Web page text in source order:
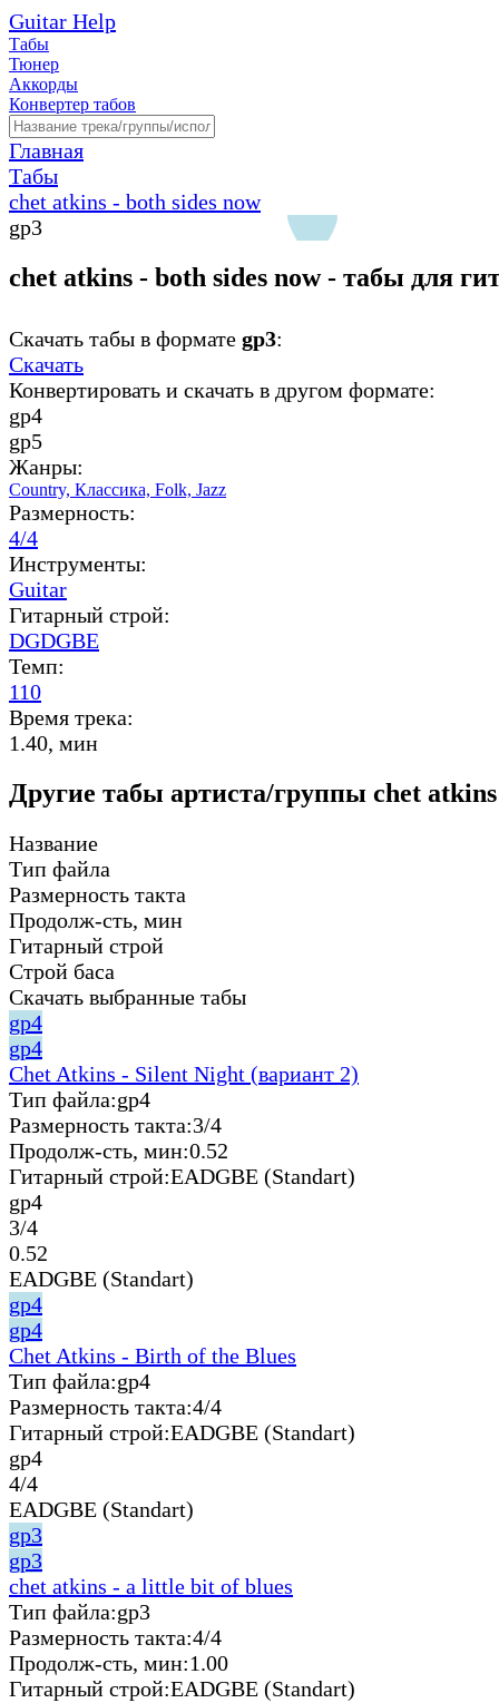
Guitar Help
Табы
Тюнер
Аккорды
Конвертер табов
Главная
Табы
chet atkins - both sides now
gp3
chet atkins - both sides now - табы для
Скачать табы в формате gp3:
Скачать
Конвертировать и скачать в другом формате:
gp4
gp5
Жанры:
Country, Классика, Folk, Jazz
Размерность:
4/4
Инструменты:
Guitar
Гитарный строй:
DGDGBE
Темп:
110
Время трека:
1.40, мин
Другие табы артиста/группы chet
Название
Тип файла
Размерность такта
Продолж-сть, мин
Гитарный строй
Строй баса
Скачать выбранные табы
gp4
gp4
Chet Atkins - Silent Night (вариант 2)
Тип файла:gp4
Размерность такта:3/4
Продолж-сть, мин:0.52
Гитарный строй:EADGBE (Standart)
gp4
3/4
0.52
EADGBE (Standart)
gp4
gp4
Chet Atkins - Birth of the Blues
Тип файла:gp4
Размерность такта:4/4
Гитарный строй:EADGBE (Standart)
gp4
4/4
EADGBE (Standart)
gp3
gp3
chet atkins - a little bit of blues
Тип файла:gp3
Размерность такта:4/4
Продолж-сть, мин:1.00
Гитарный строй:EADGBE (Standart)